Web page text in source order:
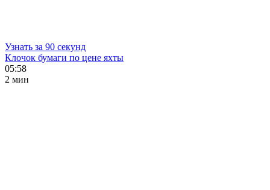
Узнать за 90 секунд
Клочок бумаги по цене яхты
05:58
2 мин